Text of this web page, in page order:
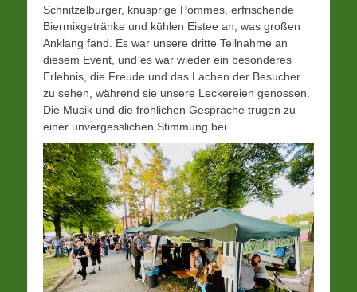
Schnitzelburger, knusprige Pommes, erfrischende
Biermixgetränke und kühlen Eistee an, was großen
Anklang fand. Es war unsere dritte Teilnahme an
diesem Event, und es war wieder ein besonderes
Erlebnis, die Freude und das Lachen der Besucher
zu sehen, während sie unsere Leckereien genossen.
Die Musik und die fröhlichen Gespräche trugen zu
einer unvergesslichen Stimmung bei.